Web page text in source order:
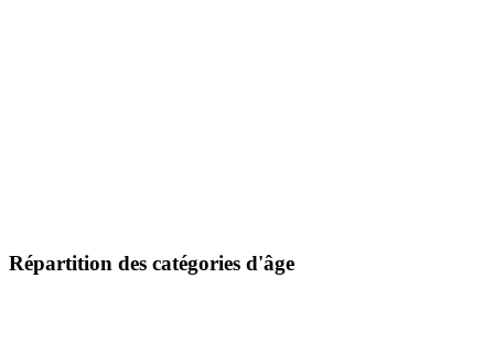
Répartition des catégories d'âge